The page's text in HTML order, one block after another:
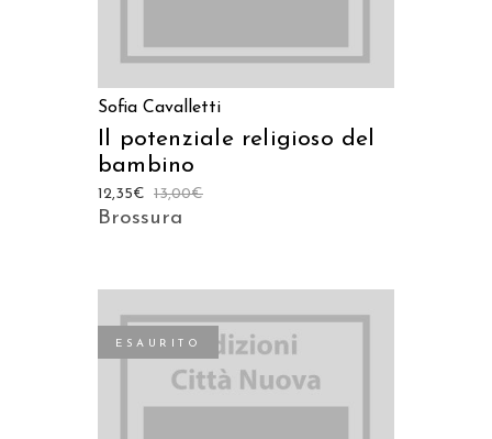
Sofia Cavalletti
Il potenziale religioso del
bambino
13,00€
12,35€
Brossura
ESAURITO